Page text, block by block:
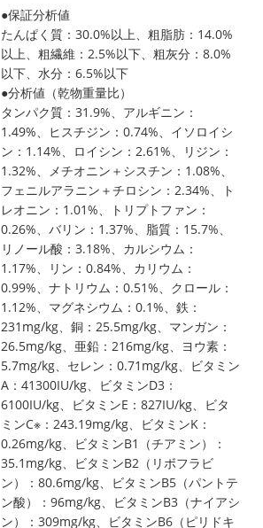
●保証分析値
たんぱく質：30.0%以上、粗脂肪：14.0%
以上、粗繊維：2.5%以下、粗灰分：8.0%
以下、水分：6.5%以下
●分析値（乾物重量比）
タンパク質：31.9%、アルギニン：
1.49%、ヒスチジン：0.74%、イソロイシ
ン：1.14%、ロイシン：2.61%、リジン：
1.32%、メチオニン＋シスチン：1.08%、
フェニルアラニン＋チロシン：2.34%、ト
レオニン：1.01%、トリプトファン：
0.26%、バリン：1.37%、脂質：15.7%、
リノール酸：3.18%、カルシウム：
1.17%、リン：0.84%、カリウム：
0.99%、ナトリウム：0.51%、クロール：
1.12%、マグネシウム：0.1%、鉄：
231mg/kg、銅：25.5mg/kg、マンガン：
26.5mg/kg、亜鉛：216mg/kg、ヨウ素：
5.7mg/kg、セレン：0.71mg/kg、ビタミン
A：41300IU/kg、ビタミンD3：
6100IU/kg、ビタミンE：827IU/kg、ビタ
ミンC※：243.19mg/kg、ビタミンK：
0.26mg/kg、ビタミンB1（チアミン）：
35.1mg/kg、ビタミンB2（リボフラビ
ン）：80.6mg/kg、ビタミンB5（パントテ
ン酸）：96mg/kg、ビタミンB3（ナイアシ
ン）：309mg/kg、ビタミンB6（ピリドキ